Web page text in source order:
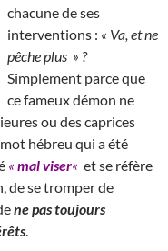
chacune de ses
interventions : « Va, et ne
pêche plus » ?
Simplement parce que
ce fameux démon ne
ou des caprices
hébreu qui a été
« mal viser« et se réfère
de se tromper de
ne pas toujours